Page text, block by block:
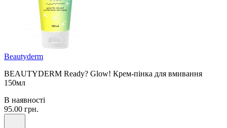
Beautyderm
BEAUTYDERM Ready? Glow! Крем-пінка для вмивання
150мл
В наявності
95.00 грн.